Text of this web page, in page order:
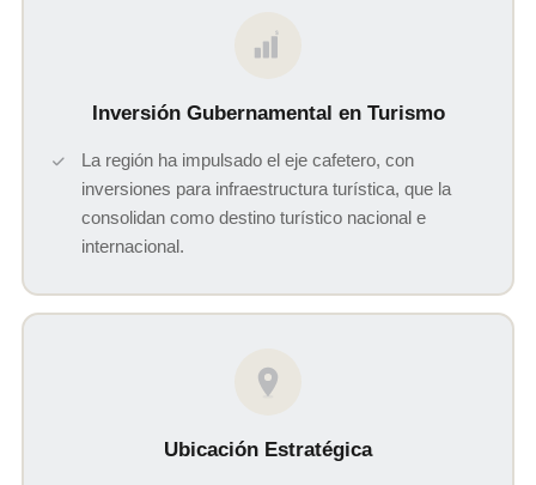
$
Inversión Gubernamental en Turismo
La región ha impulsado el eje cafetero, con
inversiones para infraestructura turística, que la
consolidan como destino turístico nacional e
internacional.
Ubicación Estratégica